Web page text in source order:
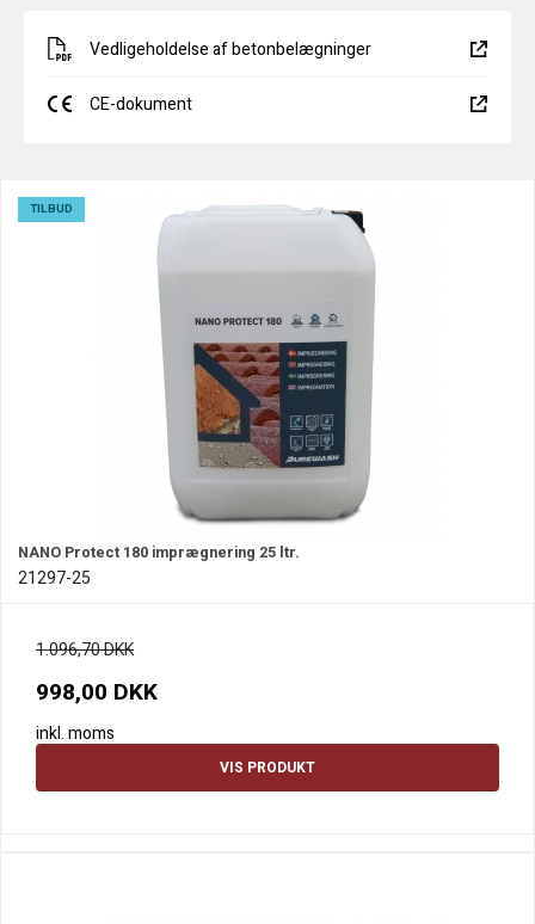
Vedligeholdelse af betonbelægninger
CE-dokument
TILBUD
NANO Protect 180 imprægnering 25 ltr.
21297-25
1.096,70 DKK
998,00 DKK
inkl. moms
VIS PRODUKT